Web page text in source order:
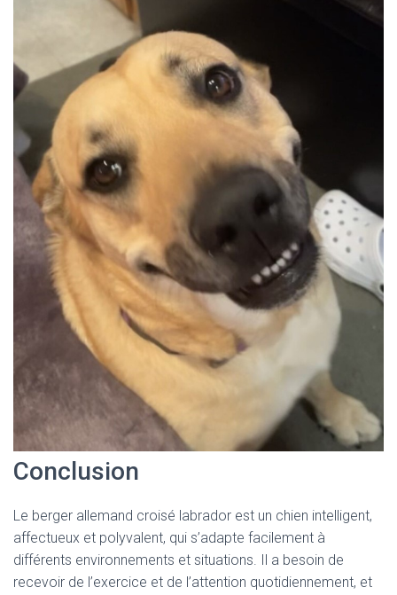
Conclusion
Le berger allemand croisé labrador est un chien intelligent,
affectueux et polyvalent, qui s’adapte facilement à
différents environnements et situations. Il a besoin de
recevoir de l’exercice et de l’attention quotidiennement, et